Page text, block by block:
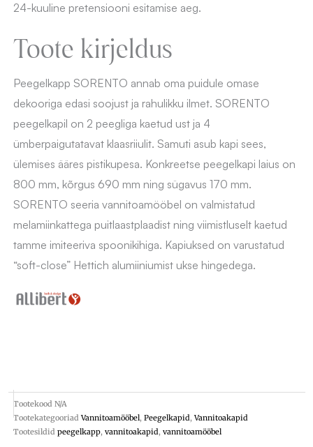
24-kuuline pretensiooni esitamise aeg.
Toote kirjeldus
Peegelkapp SORENTO annab oma puidule omase
dekooriga edasi soojust ja rahulikku ilmet. SORENTO
peegelkapil on 2 peegliga kaetud ust ja 4
ümberpaigutatavat klaasriiulit. Samuti asub kapi sees,
ülemises ääres pistikupesa. Konkreetse peegelkapi laius on
800 mm, kõrgus 690 mm ning sügavus 170 mm.
SORENTO seeria vannitoamööbel on valmistatud
melamiinkattega puitlaastplaadist ning viimistluselt kaetud
tamme imiteeriva spoonikihiga. Kapiuksed on varustatud
“soft-close” Hettich alumiiniumist ukse hingedega.
Tootekood N/A
Tootekategooriad Vannitoamööbel, Peegelkapid,Vannitoakapid
Tootesildid peegelkapp, vannitoakapid, vannitoamööbel